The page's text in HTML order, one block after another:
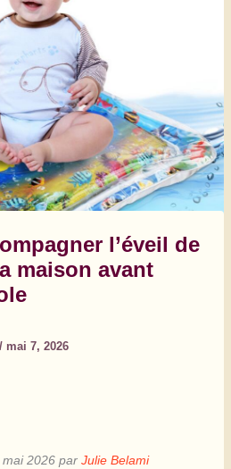
l’éveil de
maison avant
/ mai 7, 2026
2026 par Julie Belami